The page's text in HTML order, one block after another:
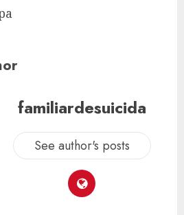
familiardesuicida
See author's posts